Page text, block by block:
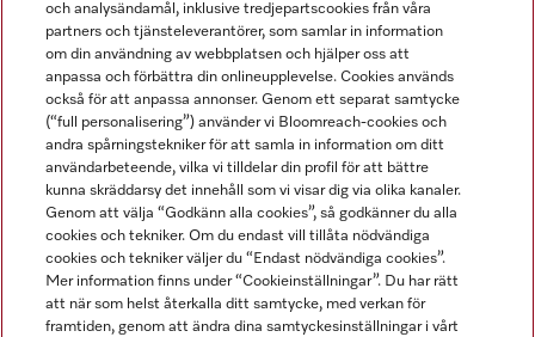
Miele AB
Allmänna villkor
Användarvillkor
Miele på LinkedIn
Miele på Facebook
Miele på Instagram
Miele på Youtube
och analysändamål, inklusive tredjepartscookies från våra
partners och tjänsteleverantörer, som samlar in information
om din användning av webbplatsen och hjälper oss att
anpassa och förbättra din onlineupplevelse. Cookies används
också för att anpassa annonser. Genom ett separat samtycke
(“full personalisering”) använder vi Bloomreach-cookies och
andra spårningstekniker för att samla in information om ditt
användarbeteende, vilka vi tilldelar din profil för att bättre
kunna skräddarsy det innehåll som vi visar dig via olika kanaler.
Genom att välja “Godkänn alla cookies”, så godkänner du alla
cookies och tekniker. Om du endast vill tillåta nödvändiga
cookies och tekniker väljer du “Endast nödvändiga cookies”.
Mer information finns under “Cookieinställningar”. Du har rätt
att när som helst återkalla ditt samtycke, med verkan för
framtiden, genom att ändra dina samtyckesinställningar i vårt